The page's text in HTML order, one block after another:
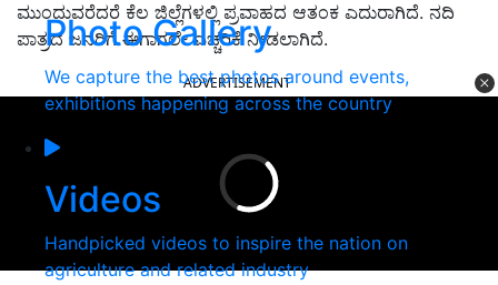
Photo Gallery
We capture the best photos around events,
exhibitions happening across the country
Videos
Handpicked videos to inspire the nation on
agriculture and related industry
ಮುಂದುವರೆದರೆ ಕೆಲ ಜಿಲ್ಲೆಗಳಲ್ಲಿ ಪ್ರವಾಹದ ಆತಂಕ ಎದುರಾಗಿದೆ. ನದಿ
ಪಾತ್ರದ ಜನರಿಗೆ ಈಗಾಗಲೇ ಎಚ್ಚರಿಕೆ ನೀಡಲಾಗಿದೆ.
ADVERTISEMENT